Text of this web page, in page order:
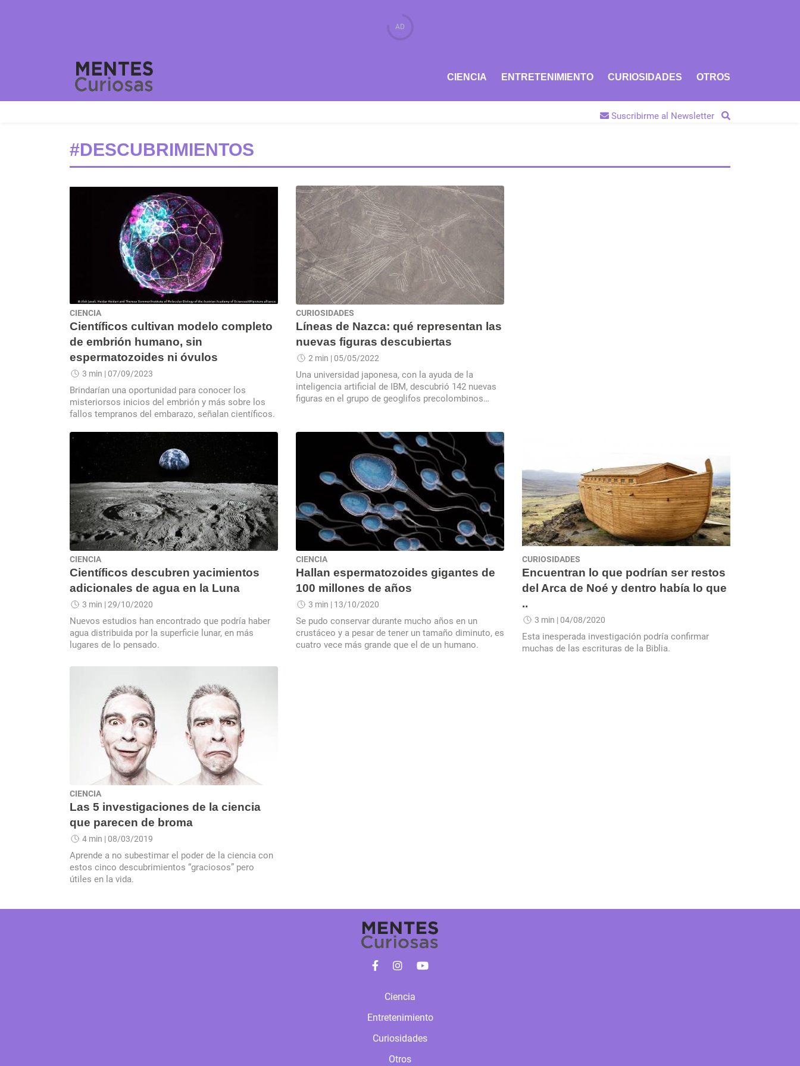
CIENCIA ENTRETENIMIENTO CURIOSIDADES OTROS
Suscribirme al Newsletter
#DESCUBRIMIENTOS
CIENCIA
Científicos cultivan modelo completo
de embrión humano, sin
espermatozoides ni óvulos
3 min | 07/09/2023
Brindarían una oportunidad para conocer los
misteriorsos inicios del embrión y más sobre los
fallos tempranos del embarazo, señalan científicos.
CURIOSIDADES
Líneas de Nazca: qué representan las
nuevas figuras descubiertas
2 min | 05/05/2022
Una universidad japonesa, con la ayuda de la
inteligencia artificial de IBM, descubrió 142 nuevas
figuras en el grupo de geoglifos precolombinos
CIENCIA
Científicos descubren yacimientos
adicionales de agua en la Luna
3 min | 29/10/2020
Nuevos estudios han encontrado que podría haber
agua distribuida por la superficie lunar, en más
lugares de lo pensado.
CIENCIA
Hallan espermatozoides gigantes de
100 millones de años
3 min | 13/10/2020
Se pudo conservar durante mucho años en un
crustáceo y a pesar de tener un tamaño diminuto, es
cuatro vece más grande que el de un humano.
CURIOSIDADES
Encuentran lo que podrían ser restos
del Arca de Noé y dentro había lo que
..
3 min | 04/08/2020
Esta inesperada investigación podría confirmar
muchas de las escrituras de la Biblia.
CIENCIA
Las 5 investigaciones de la ciencia
que parecen de broma
4 min | 08/03/2019
Aprende a no subestimar el poder de la ciencia con
estos cinco descubrimientos “graciosos” pero
útiles en la vida.
Ciencia
Entretenimiento
Curiosidades
Otros